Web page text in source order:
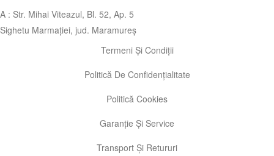
A : Str. Mihai Viteazul, Bl. 52, Ap. 5
Sighetu Marmației, jud. Maramureș
Termeni Și Condiții
Politică De Confidențialitate
Politică Cookies
Garanție Și Service
Transport Și Retururi